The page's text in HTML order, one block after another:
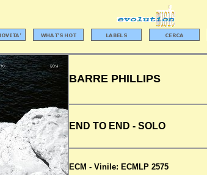
BARRE PHILLIPS
END TO END - SOLO
ECM - Vinile: ECMLP 2575